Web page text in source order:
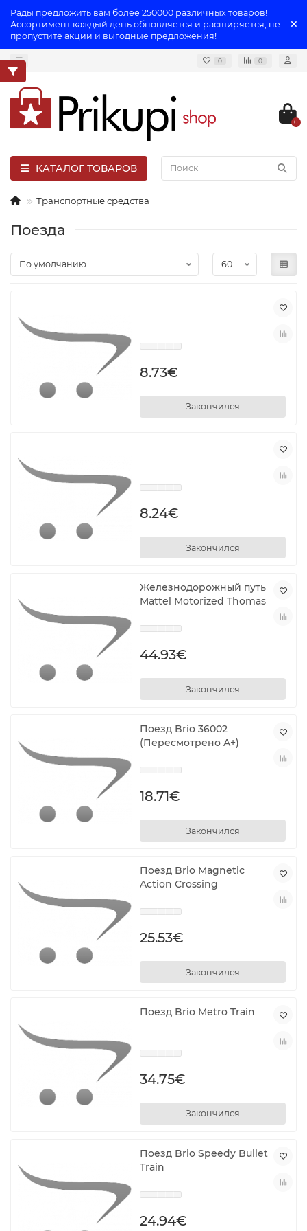
Рады предложить вам более 250000 различных товаров!
Ассортимент каждый день обновляется и расширяется, не
пропустите акции и выгодные предложения!
0 0
0
КАТАЛОГ ТОВАРОВ
Транспортные средства
Поезда
8.73€
Закончился
8.24€
Закончился
Железнодорожный путь
Mattel Motorized Thomas
44.93€
Закончился
Поезд Brio 36002
(Пересмотрено A+)
18.71€
Закончился
Поезд Brio Magnetic
Action Crossing
25.53€
Закончился
Поезд Brio Metro Train
34.75€
Закончился
Поезд Brio Speedy Bullet
Train
24.94€